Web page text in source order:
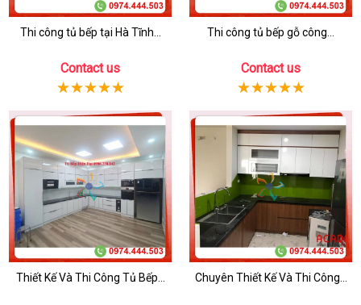
Thi công tủ bếp tại Hà Tĩnh...
Contact us
Thi công tủ bếp gỗ công...
Contact us
Thiết Kế Và Thi Công Tủ Bếp... Chuyên Thiết Kế Và Thi Công...